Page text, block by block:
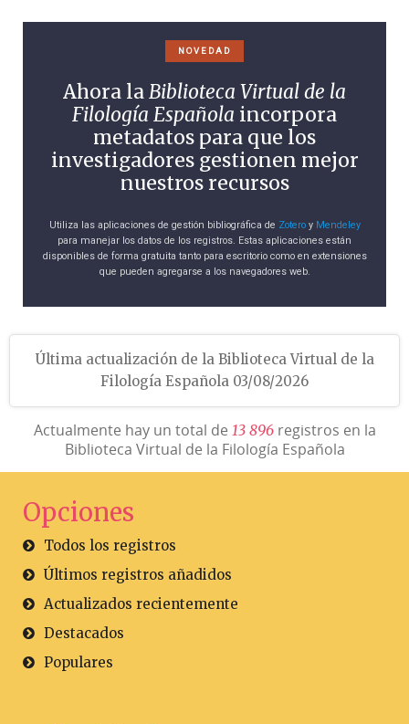
NOVEDAD
Ahora laBiblioteca Virtual de la
Filología Española incorpora
metadatos para que los
investigadores gestionen mejor
nuestros recursos
Utiliza las aplicaciones de gestión bibliográfica de Zoteroy Mendeley
para manejar los datos de los registros. Estas aplicaciones están
disponibles de forma gratuita tanto para escritorio como en extensiones
que pueden agregarse a los navegadores web.
Última actualización de la Biblioteca Virtual de la
Filología Española 03/08/2026
Actualmente hay un total de 13 896registros en la
Biblioteca Virtual de la Filología Española
Opciones
Todos los registros
Últimos registros añadidos
Actualizados recientemente
Destacados
Populares